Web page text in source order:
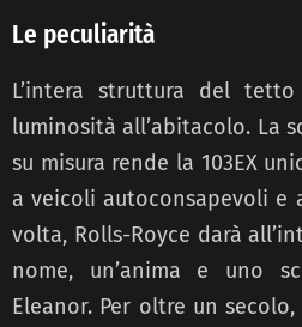
Le peculiarità
L’intera struttura del
luminosità all’abitacolo. La
su misura rende la 103EX
a veicoli autoconsapevoli e
volta, Rolls-Royce darà
nome, un’anima e uno
Eleanor. Per oltre un